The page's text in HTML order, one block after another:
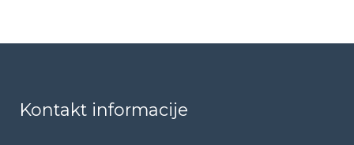
Kontakt informacije